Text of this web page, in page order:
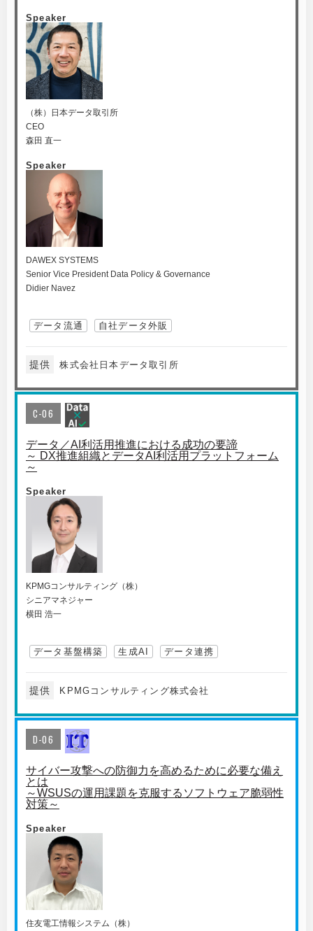
Speaker
（株）日本データ取引所
CEO
森田 直一
Speaker
DAWEX SYSTEMS
Senior Vice President Data Policy & Governance
Didier Navez
データ流通 自社データ外販
提供 株式会社日本データ取引所
C-06
データ／AI利活用推進における成功の要諦
～ DX推進組織とデータAI利活用プラットフォーム
～
Speaker
KPMGコンサルティング（株）
シニアマネジャー
横田 浩一
データ基盤構築 生成AI データ連携
提供 KPMGコンサルティング株式会社
D-06
サイバー攻撃への防御力を高めるために必要な備え
とは
～WSUSの運用課題を克服するソフトウェア脆弱性
対策～
Speaker
住友電工情報システム（株）